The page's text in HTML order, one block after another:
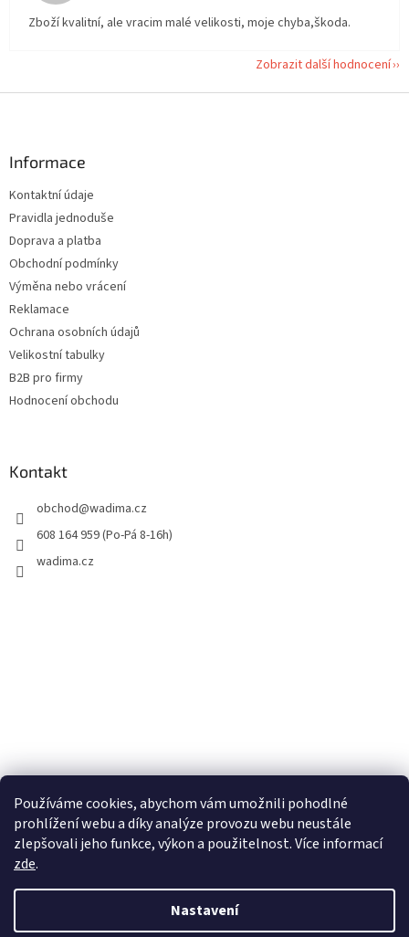
Používáme cookies, abychom vám umožnili pohodlné
prohlížení webu a díky analýze provozu webu neustále
zlepšovali jeho funkce, výkon a použitelnost. Více informací
zde.
Nastavení
Zboží kvalitní, ale vracim malé velikosti, moje chyba,škoda.
Zobrazit další hodnocení
Informace
Kontaktní údaje
Pravidla jednoduše
Doprava a platba
Obchodní podmínky
Výměna nebo vrácení
Reklamace
Ochrana osobních údajů
Velikostní tabulky
B2B pro firmy
Hodnocení obchodu
Kontakt
obchod@wadima.cz
608 164 959 (Po-Pá 8-16h)
wadima.cz